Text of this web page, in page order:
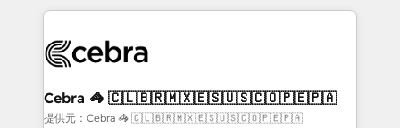
100+ seamless migrations from 15+ different CRMs
implementations, and 5,000+ pages ✨ CS: Clients
CS: 245% organic growth & +751% new visitors for a
full-funnel HubSpot project ✨ CS: 415% conversion
Cebra 🦓 🇨🇱🇧🇷🇲🇽🇪🇸🇺🇸🇨🇴🇵🇪🇵🇦
提供元：Cebra 🦓 🇨🇱🇧🇷🇲🇽🇪🇸🇺🇸🇨🇴🇵🇪🇵🇦